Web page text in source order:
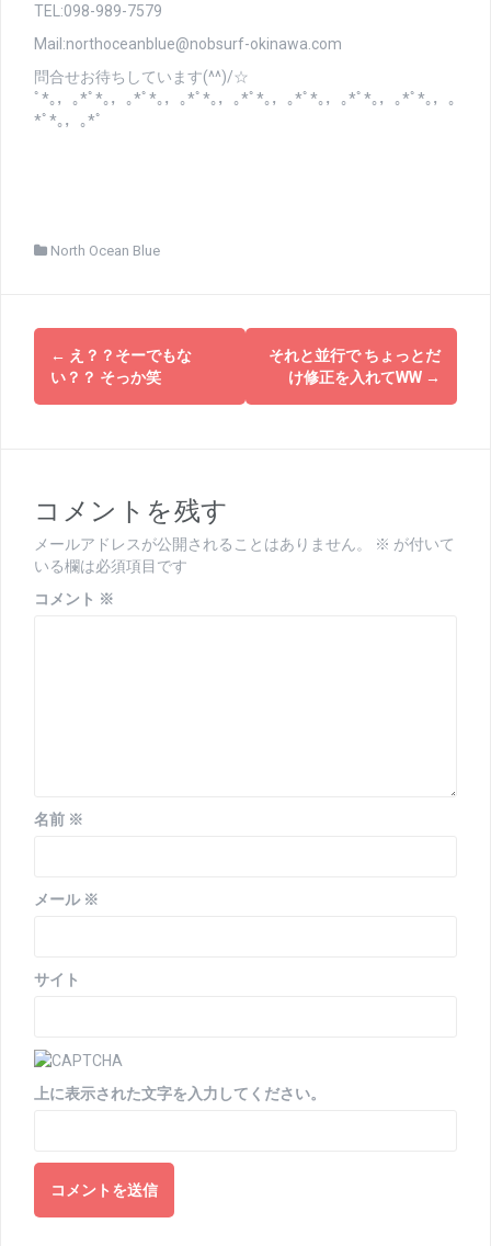
TEL:098-989-7579
Mail:northoceanblue@nobsurf-okinawa.com
問合せお待ちしています(^^)/☆
ﾟ*｡，｡*ﾟ*｡，｡*ﾟ*｡，｡*ﾟ*｡，｡*ﾟ*｡，｡*ﾟ*｡，｡*ﾟ*｡，｡*ﾟ*｡，｡
*ﾟ*｡，｡*ﾟ
North Ocean Blue
投
稿
ナ
ゲ
ー
シ
ョ
← え？？そーでもな
い？？ そっか笑
それと並行で ちょっとだ
け修正を入れてWW →
コメントを残す
メールアドレスが公開されることはありません。 ※ が付いて
いる欄は必須項目です
コメント ※
名前 ※
メール ※
サイト
上に表示された文字を入力してください。